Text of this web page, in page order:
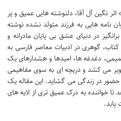
نگین آل آقا، دلنوشته هایی عمیق و پر
نامه هایی به فرزند متولد نشده نوشته
در دنیای عشق بی پایان مادرانه و
گوهری در ادبیات معاصر فارسی به
دغدغه ها، امیدها و هشدارهای یک
می کشد و دریچه ای به سوی مفاهیمی
در زندگی می گشاید. این مقاله یک
خواننده به درک عمیق تری از لایه های